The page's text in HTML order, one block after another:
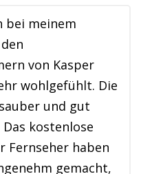
bei meinem
von Kasper
wohlgefühlt. Die
und gut
kostenlose
Fernseher haben
gemacht,